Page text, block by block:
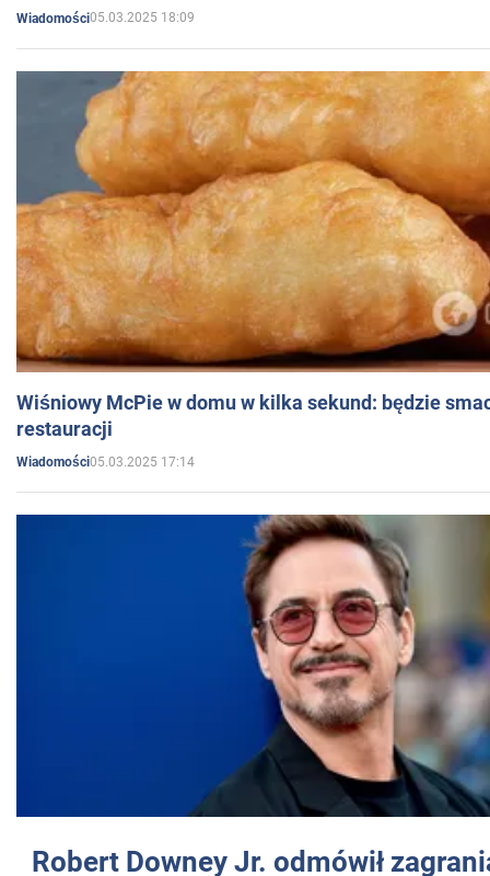
Wiadomości05.03.2025 18:09
Wiśniowy McPie w domu w kilka sekund: będzie
restauracji
Wiadomości05.03.2025 17:14
Robert Downey Jr. odmówił